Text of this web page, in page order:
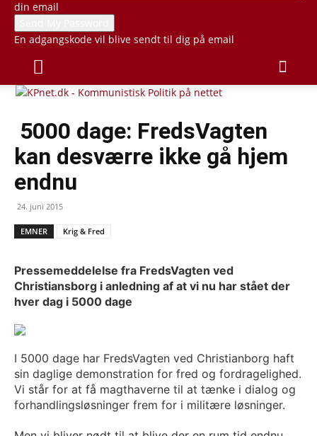
din email
En adgangskode vil blive sendt til dig på email
5000 dage: FredsVagten
kan desværre ikke gå hjem
endnu
24. juni 2015
EMNER Krig & Fred
Pressemeddelelse fra FredsVagten ved
Christiansborg i anledning af at vi nu har stået der
hver dag i 5000 dage
I 5000 dage har FredsVagten ved Christianborg haft
sin daglige demonstration for fred og fordragelighed.
Vi står for at få magthaverne til at tænke i dialog og
forhandlingsløsninger frem for i militære løsninger.